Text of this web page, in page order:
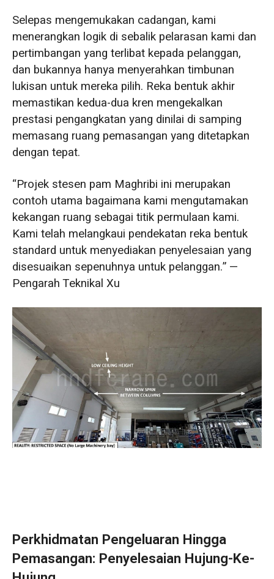
Selepas mengemukakan cadangan, kami
menerangkan logik di sebalik pelarasan kami dan
pertimbangan yang terlibat kepada pelanggan,
dan bukannya hanya menyerahkan timbunan
lukisan untuk mereka pilih. Reka bentuk akhir
memastikan kedua-dua kren mengekalkan
prestasi pengangkatan yang dinilai di samping
memasang ruang pemasangan yang ditetapkan
dengan tepat.
“Projek stesen pam Maghribi ini merupakan
contoh utama bagaimana kami mengutamakan
kekangan ruang sebagai titik permulaan kami.
Kami telah melangkaui pendekatan reka bentuk
standard untuk menyediakan penyelesaian yang
disesuaikan sepenuhnya untuk pelanggan.” —
Pengarah Teknikal Xu
Perkhidmatan Pengeluaran Hingga
Pemasangan: Penyelesaian Hujung-Ke-